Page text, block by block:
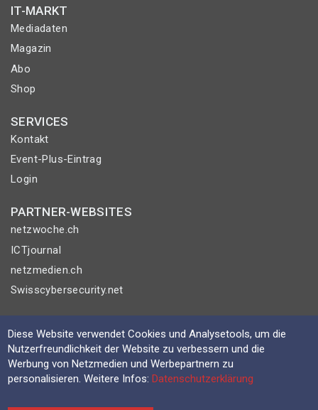
IT-MARKT
Mediadaten
Magazin
Abo
Shop
SERVICES
Kontakt
Event-Plus-Eintrag
Login
PARTNER-WEBSITES
netzwoche.ch
ICTjournal
netzmedien.ch
Swisscybersecurity.net
Impressum
AGB
Nutzungsbestimmungen
Diese Website verwendet Cookies und Analysetools, um die
Nutzerfreundlichkeit der Website zu verbessern und die
Werbung von Netzmedien und Werbepartnern zu
personalisieren. Weitere Infos:Datenschutzerklärung